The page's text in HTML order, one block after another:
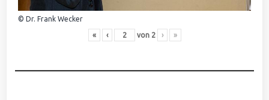
© Dr. Frank Wecker
« ‹ von 2 › »